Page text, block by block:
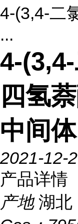
4-(3,4-二
...
4-
四氢
中间体
2021-12-
产品详情
产地 湖北